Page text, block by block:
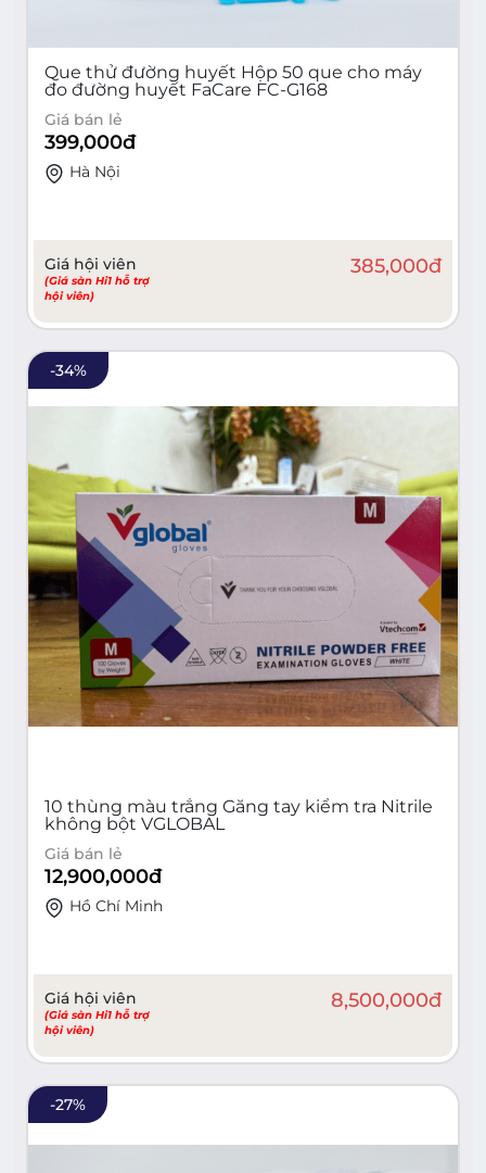
Que thử đường huyết Hộp 50 que cho máy
đo đường huyết FaCare FC-G168
Giá bán lẻ
399,000đ
Hà Nội
Giá hội viên
(Giá sàn Hi1 hỗ trợ
hội viên)
385,000đ
-34%
10 thùng màu trắng Găng tay kiểm tra Nitrile
không bột VGLOBAL
Giá bán lẻ
12,900,000đ
Hồ Chí Minh
Giá hội viên
(Giá sàn Hi1 hỗ trợ
hội viên)
8,500,000đ
-27%